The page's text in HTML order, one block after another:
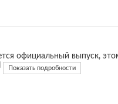
официальный выпуск,
Показать подробности